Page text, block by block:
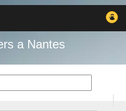
a Nantes